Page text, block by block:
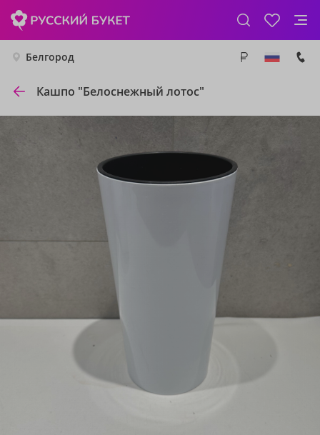
Белгород
Кашпо "Белоснежный лотос"